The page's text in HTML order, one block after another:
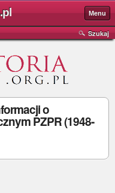
Menu
Szukaj
o
PZPR (1948-